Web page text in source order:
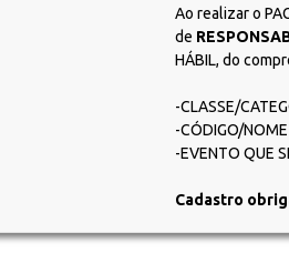
Ao realizar o
de
HÁBIL, do
-CLASSE/
-CÓDIGO/
-EVENTO QUE
Cadastro